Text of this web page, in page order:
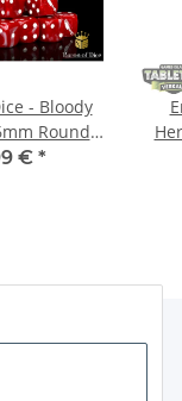
- Bloody
Round
(25)
€ *